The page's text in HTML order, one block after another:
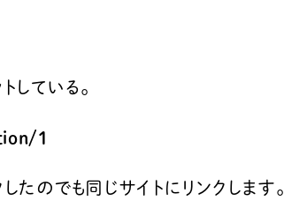
ている。
1
たのでも同じサイトにリンクします。